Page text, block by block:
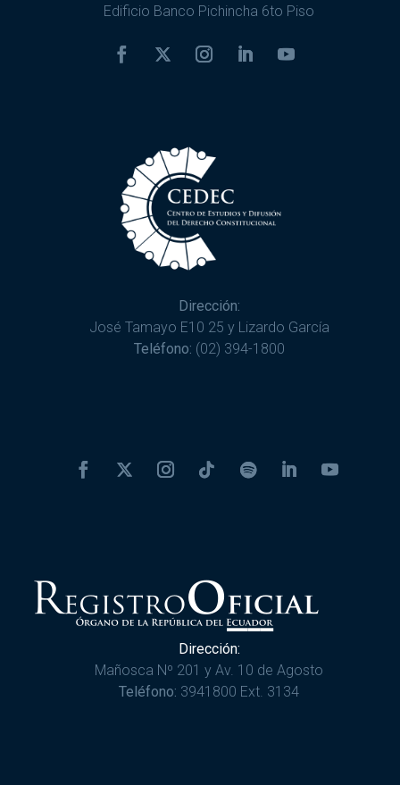
Edificio Banco Pichincha 6to Piso
Dirección:
José Tamayo E10 25 y Lizardo García
Teléfono: (02) 394-1800
Dirección:
Mañosca Nº 201 y Av. 10 de Agosto
Teléfono: 3941800 Ext. 3134